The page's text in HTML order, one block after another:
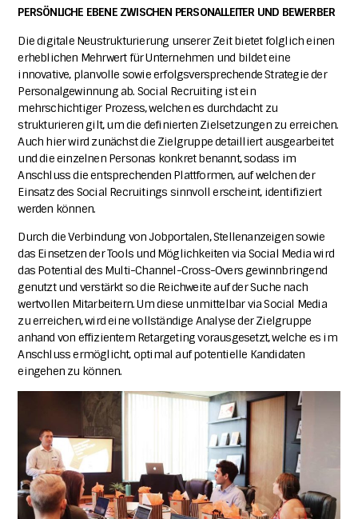
PERSÖNLICHE EBENE ZWISCHEN PERSONALLEITER UND BEWERBER
Die digitale Neustrukturierung unserer Zeit bietet folglich einen
erheblichen Mehrwert für Unternehmen und bildet eine
innovative, planvolle sowie erfolgsversprechende Strategie der
Personalgewinnung ab. Social Recruiting ist ein
mehrschichtiger Prozess, welchen es durchdacht zu
strukturieren gilt, um die definierten Zielsetzungen zu erreichen.
Auch hier wird zunächst die Zielgruppe detailliert ausgearbeitet
und die einzelnen Personas konkret benannt, sodass im
Anschluss die entsprechenden Plattformen, auf welchen der
Einsatz des Social Recruitings sinnvoll erscheint, identifiziert
werden können.
Durch die Verbindung von Jobportalen, Stellenanzeigen sowie
das Einsetzen der Tools und Möglichkeiten via Social Media wird
das Potential des Multi-Channel-Cross-Overs gewinnbringend
genutzt und verstärkt so die Reichweite auf der Suche nach
wertvollen Mitarbeitern. Um diese unmittelbar via Social Media
zu erreichen, wird eine vollständige Analyse der Zielgruppe
anhand von effizientem Retargeting vorausgesetzt, welche es im
Anschluss ermöglicht, optimal auf potentielle Kandidaten
eingehen zu können.